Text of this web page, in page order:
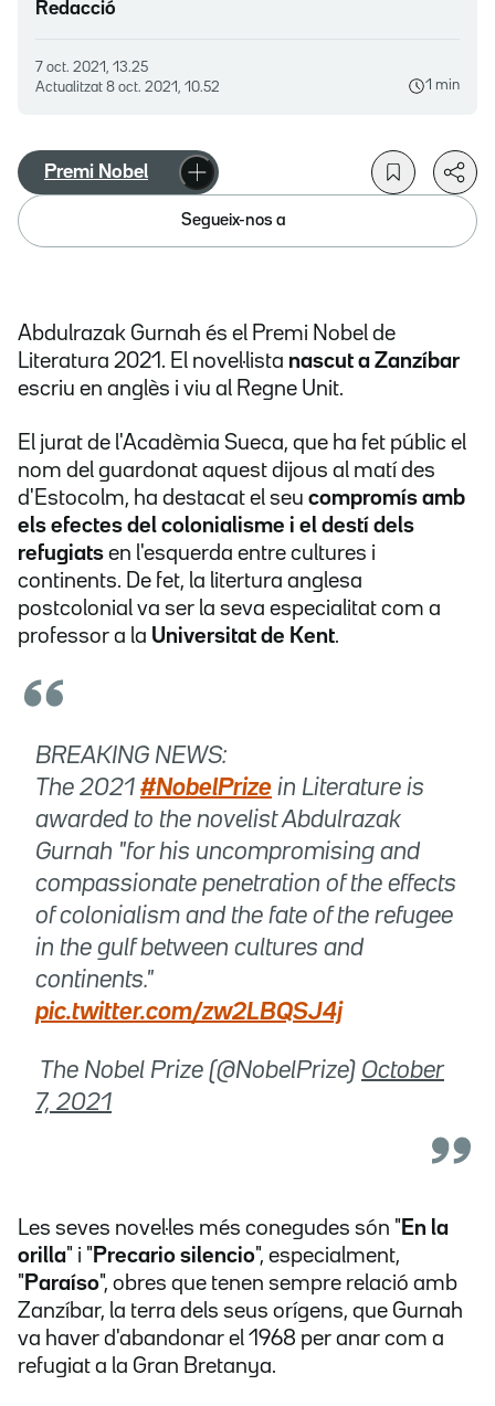
Redacció
7 oct. 2021, 13.25
Actualitzat 8 oct. 2021, 10.52 1 min
Premi Nobel
Segueix-nos a
Abdulrazak Gurnah és el Premi Nobel de
Literatura 2021. El novel·lista nascut a Zanzíbar
escriu en anglès i viu al Regne Unit.
El jurat de l'Acadèmia Sueca, que ha fet públic el
nom del guardonat aquest dijous al matí des
d'Estocolm, ha destacat el seu compromís amb
els efectes del colonialisme i el destí dels
refugiats en l'esquerda entre cultures i
continents. De fet, la litertura anglesa
postcolonial va ser la seva especialitat com a
professor a la Universitat de Kent.
BREAKING NEWS:
The 2021 #NobelPrize in Literature is
awarded to the novelist Abdulrazak
Gurnah "for his uncompromising and
compassionate penetration of the effects
of colonialism and the fate of the refugee
in the gulf between cultures and
continents."
pic.twitter.com/zw2LBQSJ4j
 The Nobel Prize (@NobelPrize) October
7, 2021
Les seves novel·les més conegudes són " En la
orilla" i " Precario silencio", especialment,
" Paraíso", obres que tenen sempre relació amb
Zanzíbar, la terra dels seus orígens, que Gurnah
va haver d'abandonar el 1968 per anar com a
refugiat a la Gran Bretanya.